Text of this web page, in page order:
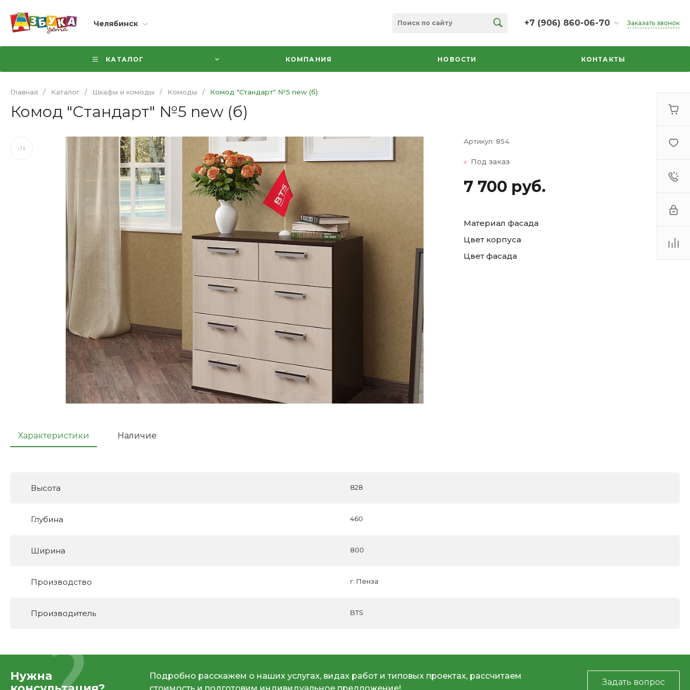
Челябинск +7 (906) 860-06-70
+7 (906) 860-06-70
г. Челябинск, ТК Кольцо,
секция 35
Заказать звонок
КАТАЛОГ КОМПАНИЯ НОВОСТИ КОНТАКТЫ
Главная / Каталог / Шкафы и комоды / Комоды / Комод "Стандарт" №5 new (б)
Комод "Стандарт" №5 new (б)
Артикул: 854
Под заказ
7 700 руб.
Материал фасада
Цвет корпуса
Цвет фасада
Характеристики Наличие
Высота 828
Глубина 460
Ширина 800
Производство г. Пенза
Производитель BTS
Нужна
Подробно расскажем о наших услугах, видах работ и типовых проектах, рассчитаем
Задать вопрос